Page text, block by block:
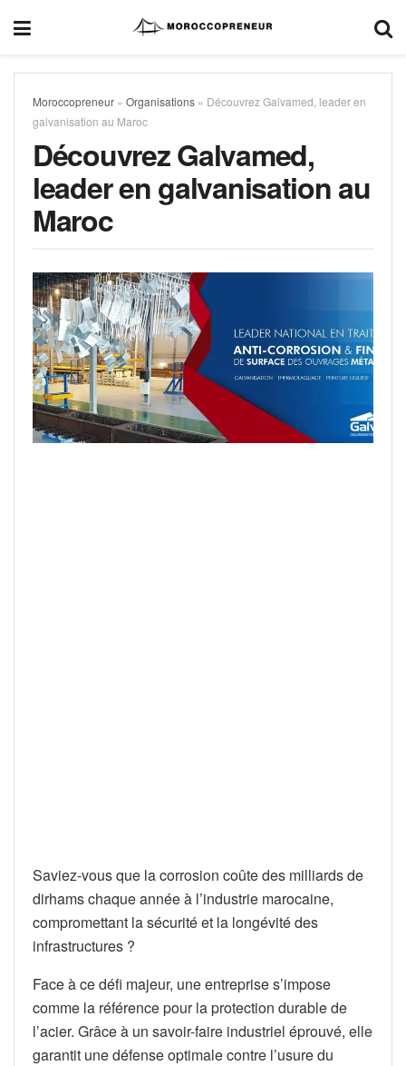
Moroccopreneur » Organisations » Découvrez Galvamed, leader en
galvanisation au Maroc
Découvrez Galvamed,
leader en galvanisation au
Maroc
Saviez-vous que la corrosion coûte des milliards de
dirhams chaque année à l’industrie marocaine,
compromettant la sécurité et la longévité des
infrastructures ?
Face à ce défi majeur, une entreprise s’impose
comme la référence pour la protection durable de
l’acier. Grâce à un savoir-faire industriel éprouvé, elle
garantit une défense optimale contre l’usure du